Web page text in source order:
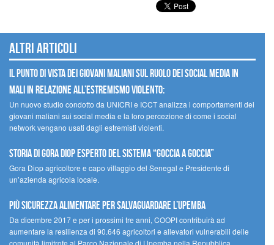
Altri articoli
Il punto di vista dei giovani maliani sul ruolo dei social media in
Mali in relazione all’estremismo violento:
Un nuovo studio condotto da UNICRI e ICCT analizza i comportamenti dei
giovani maliani sui social media e la loro percezione di come i social
network vengano usati dagli estremisti violenti.
STORIA DI GORA DIOP ESPERTO DEL SISTEMA “GOCCIA A GOCCIA”
Gora Diop agricoltore e capo villaggio del Senegal e Presidente di
un’azienda agricola locale.
Più sicurezza alimentare per salvaguardare l’Upemba
Da dicembre 2017 e per i prossimi tre anni, COOPI contribuirà ad
aumentare la resilienza di 90.646 agricoltori e allevatori vulnerabili delle
comunità limitrofe al Parco Nazionale di Upemba nella Repubblica